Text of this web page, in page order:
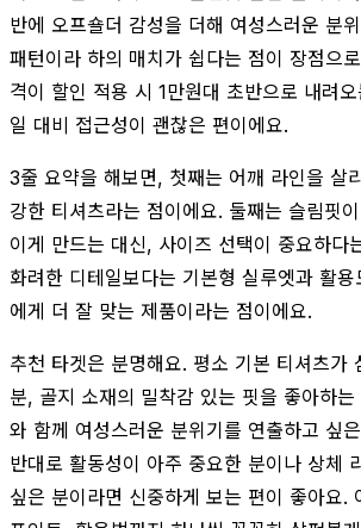
반에 오프숄더 감성을 더해 여성스러운 분
패턴이라 하의 매치가 쉽다는 점이 장점으
격이 할인 적용 시 1만원대 초반으로 내려
일 대비 접근성이 괜찮은 편이에요.
3줄 요약을 해보면, 첫째는 어깨 라인을 살
강한 티셔츠라는 점이에요. 둘째는 슬림핏
이게 만드는 대신, 사이즈 선택이 중요하다
화려한 디테일보다는 기본형 실루엣과 활
에게 더 잘 맞는 제품이라는 점이에요.
추천 타겟은 분명해요. 평소 기본 티셔츠가
분, 골지 소재의 밀착감 있는 핏을 좋아하
와 함께 여성스러운 분위기를 연출하고 싶
반대로 활동성이 아주 중요한 분이나 상체
싶은 분이라면 신중하게 보는 편이 좋아요.